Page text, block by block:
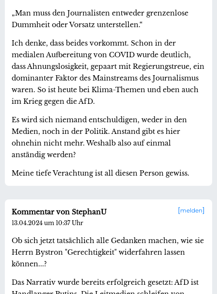
„Man muss den Journalisten entweder grenzenlose
Dummheit oder Vorsatz unterstellen.“
Ich denke, dass beides vorkommt. Schon in der
medialen Aufbereitung von COVID wurde deutlich,
dass Ahnungslosigkeit, gepaart mit Regierungstreue, ein
dominanter Faktor des Mainstreams des Journalismus
waren. So ist heute bei Klima-Themen und eben auch
im Krieg gegen die AfD.
Es wird sich niemand entschuldigen, weder in den
Medien, noch in der Politik. Anstand gibt es hier
ohnehin nicht mehr. Weshalb also auf einmal
anständig werden?
Meine tiefe Verachtung ist all diesen Person gewiss.
melden
Kommentar von StephanU
13.04.2024 um 10:37 Uhr
Ob sich jetzt tatsächlich alle Gedanken machen, wie sie
Herrn Bystron "Gerechtigkeit" widerfahren lassen
können...?
Das Narrativ wurde bereits erfolgreich gesetzt: AfD ist